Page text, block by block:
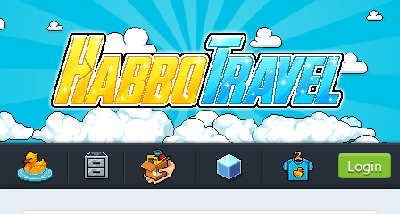
Skip
to
content
HabboTravel
Un viaggio di pixel!
Login